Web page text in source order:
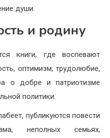
души.
и родину
книги, где воспевают
оптимизм, трудолюбие,
о добре и патриотизме
политики.
публикуются повести
неполных семьях,